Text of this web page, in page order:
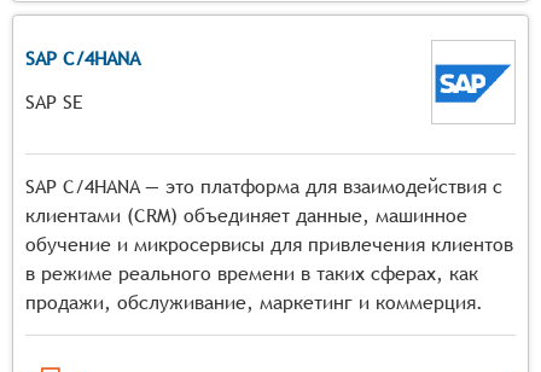
SAP C/4HANA
SAP SE
SAP C/4HANA — это платформа для взаимодействия с
клиентами (CRM) объединяет данные, машинное
обучение и микросервисы для привлечения клиентов
в режиме реального времени в таких сферах, как
продажи, обслуживание, маркетинг и коммерция.